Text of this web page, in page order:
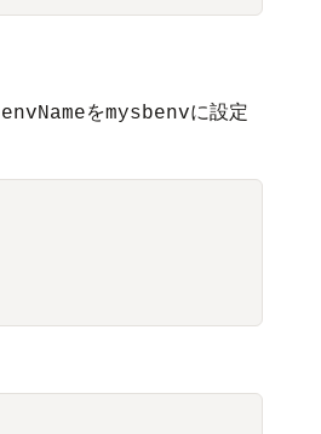
envNameをmysbenvに設定